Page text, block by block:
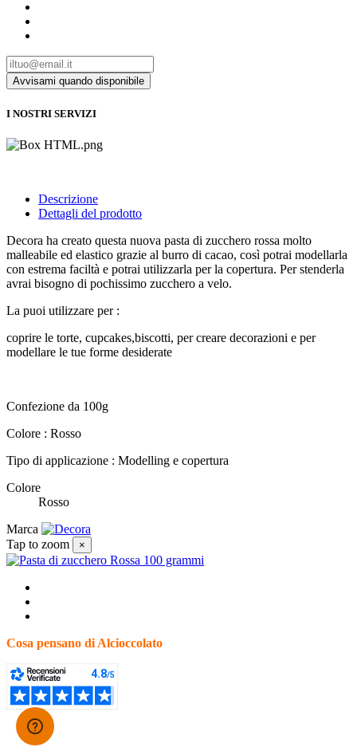
I NOSTRI SERVIZI
Descrizione
Dettagli del prodotto
Decora ha creato questa nuova pasta di zucchero rossa molto
malleabile ed elastico grazie al burro di cacao, così potrai modellarla
con estrema faciltà e potrai utilizzarla per la copertura. Per stenderla
avrai bisogno di pochissimo zucchero a velo.
La puoi utilizzare per :
coprire le torte, cupcakes,biscotti, per creare decorazioni e per
modellare le tue forme desiderate
Confezione da 100g
Colore : Rosso
Tipo di applicazione : Modelling e copertura
Colore
Rosso
Marca
Tap to zoom
×
Cosa pensano di Alcioccolato